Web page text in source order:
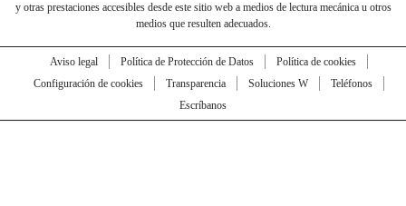
y otras prestaciones accesibles desde este sitio web a medios de lectura mecánica u otros
medios que resulten adecuados.
Aviso legal Política de Protección de Datos
Política de cookies
Configuración de cookies
Transparencia Soluciones W
Teléfonos
Escríbanos